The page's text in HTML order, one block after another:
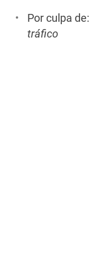
Por culpa de:
tráfico